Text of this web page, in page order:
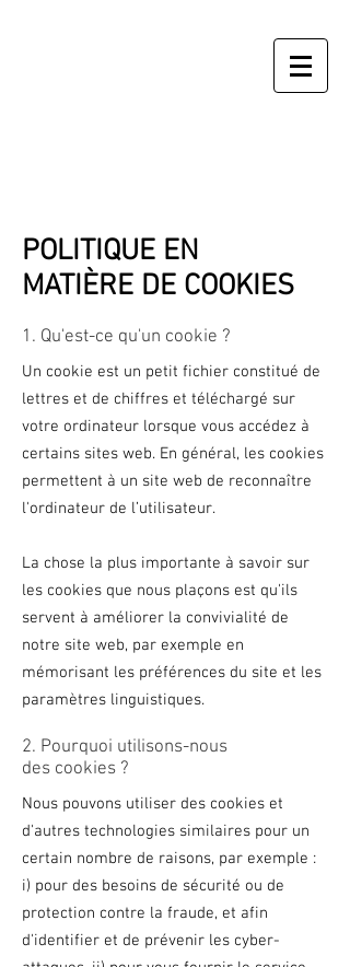
POLITIQUE EN
MATIÈRE DE COOKIES
1. Qu'est-ce qu'un cookie ?
Un cookie est un petit fichier constitué de
lettres et de chiffres et téléchargé sur
votre ordinateur lorsque vous accédez à
certains sites web. En général, les cookies
permettent à un site web de reconnaître
l'ordinateur de l’utilisateur.
La chose la plus importante à savoir sur
les cookies que nous plaçons est qu'ils
servent à améliorer la convivialité de
notre site web, par exemple en
mémorisant les préférences du site et les
paramètres linguistiques.
2. Pourquoi utilisons-nous
des cookies ?
Nous pouvons utiliser des cookies et
d'autres technologies similaires pour un
certain nombre de raisons, par exemple :
i) pour des besoins de sécurité ou de
protection contre la fraude, et afin
d'identifier et de prévenir les cyber-